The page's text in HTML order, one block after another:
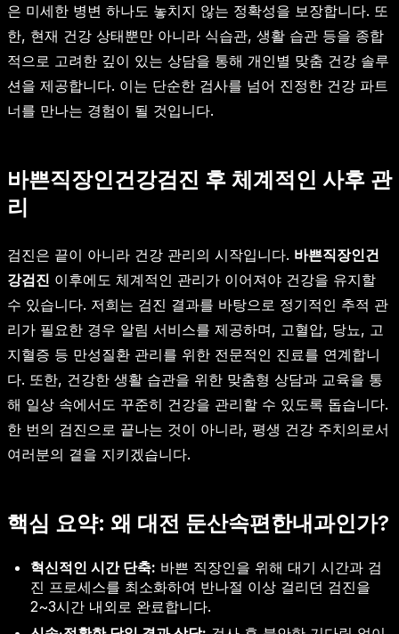
은 미세한 병변 하나도 놓치지 않는 정확성을 보장합니다. 또
한, 현재 건강 상태뿐만 아니라 식습관, 생활 습관 등을 종합
적으로 고려한 깊이 있는 상담을 통해 개인별 맞춤 건강 솔루
션을 제공합니다. 이는 단순한 검사를 넘어 진정한 건강 파트
너를 만나는 경험이 될 것입니다.
바쁜직장인건강검진 후 체계적인 사후 관
리
검진은 끝이 아니라 건강 관리의 시작입니다. 바쁜직장인건
강검진 이후에도 체계적인 관리가 이어져야 건강을 유지할
수 있습니다. 저희는 검진 결과를 바탕으로 정기적인 추적 관
리가 필요한 경우 알림 서비스를 제공하며, 고혈압, 당뇨, 고
지혈증 등 만성질환 관리를 위한 전문적인 진료를 연계합니
다. 또한, 건강한 생활 습관을 위한 맞춤형 상담과 교육을 통
해 일상 속에서도 꾸준히 건강을 관리할 수 있도록 돕습니다.
한 번의 검진으로 끝나는 것이 아니라, 평생 건강 주치의로서
여러분의 곁을 지키겠습니다.
핵심 요약: 왜 대전 둔산속편한내과인가?
혁신적인 시간 단축: 바쁜 직장인을 위해 대기 시간과 검
진 프로세스를 최소화하여 반나절 이상 걸리던 검진을
2~3시간 내외로 완료합니다.